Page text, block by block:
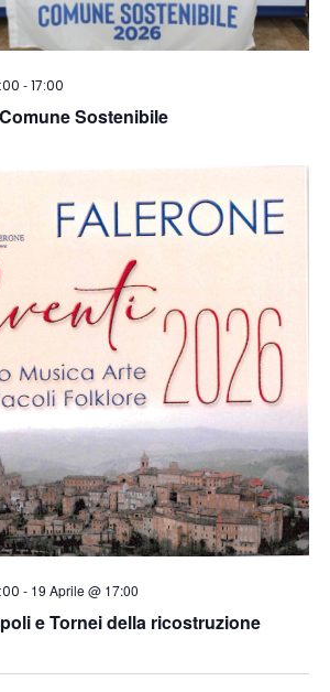
-17:00
Sostenibile
- 19 Aprile @ 17:00
e Tornei della ricostruzione